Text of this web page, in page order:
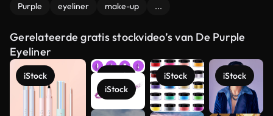
Purple eyeliner make-up ...
Gerelateerde gratis stockvideo’s van De Purple
Eyeliner
iStock
iStock
iStock
iStock iStock